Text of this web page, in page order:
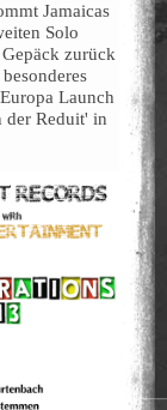
Jamaicas
Solo
zurück
Launch
der Reduit' in